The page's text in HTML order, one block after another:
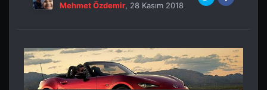
Mehmet Özdemir, 28 Kasım 2018